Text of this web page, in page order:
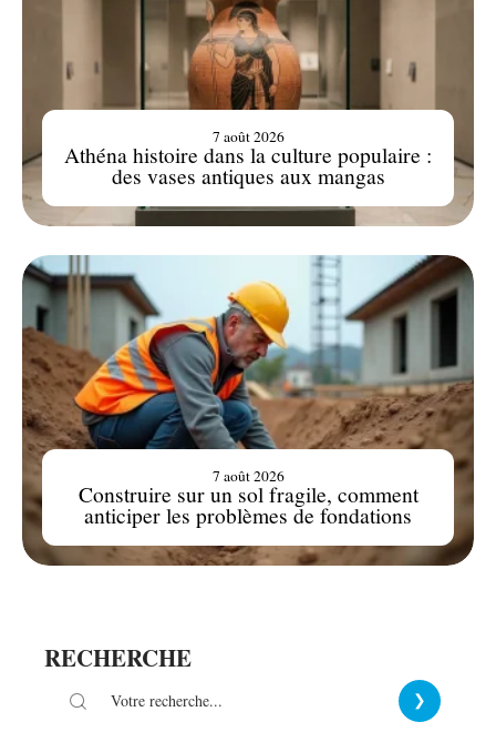
Athéna histoire dans la culture populaire :
des vases antiques aux mangas
7 août 2026
Construire sur un sol fragile, comment
anticiper les problèmes de fondations
7 août 2026
RECHERCHE